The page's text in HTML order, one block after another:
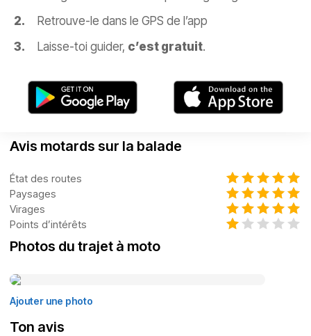
Retrouve-le dans le GPS de l’app
Laisse-toi guider, c’est gratuit.
Avis motards sur la balade
État des routes
Paysages
Virages
Points d’intérêts
Photos du trajet à moto
Ajouter une photo
Ton avis